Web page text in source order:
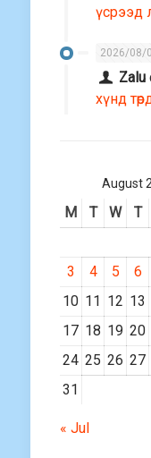
үсрээд
2026/08/
Zalu
хүнд
August
M T W T
3
4 5 6
10 11 12 13
17 18 19 20
24 25 26 27
31
« Jul